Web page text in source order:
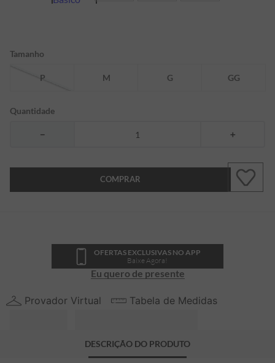
Tamanho
P M G GG
Quantidade
＋
－
COMPRAR
OFERTAS EXCLUSIVAS NO APP
Baixe Agora!
Eu quero de presente
Provador Virtual Tabela de Medidas
DESCRIÇÃO DO PRODUTO